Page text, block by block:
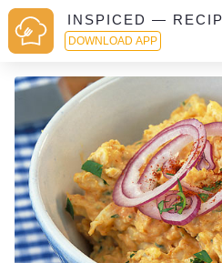
INSPICED —
DOWNLOAD APP